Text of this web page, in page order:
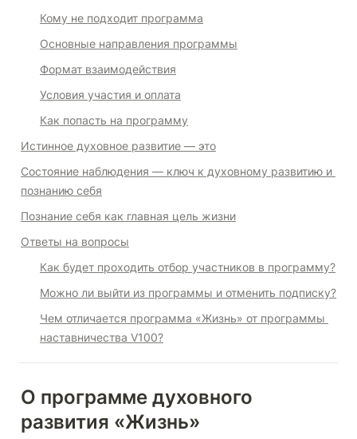
Кому не подходит программа
Основные направления программы
Формат взаимодействия
Условия участия и оплата
Как попасть на программу
Истинное духовное развитие — это
Состояние наблюдения — ключ к духовному развитию и
познанию себя
Познание себя как главная цель жизни
Ответы на вопросы
Как будет проходить отбор участников в программу?
Можно ли выйти из программы и отменить подписку?
Чем отличается программа «Жизнь» от программы
наставничества V100?
О программе духовного
развития «Жизнь»